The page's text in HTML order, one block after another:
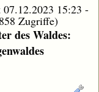
15:23 -
Zugriffe)
des Waldes: